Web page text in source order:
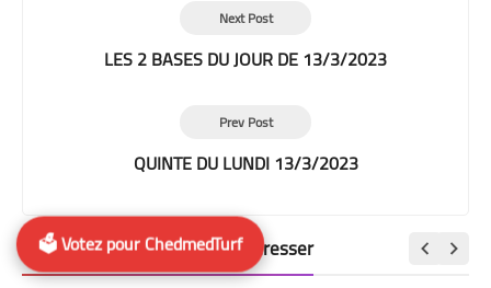
Next Post
LES 2 BASES DU JOUR DE 13/3/2023
Prev Post
QUINTE DU LUNDI 13/3/2023
Ces posts pourraient vous intéresser
🗳️ Votez pour ChedmedTurf